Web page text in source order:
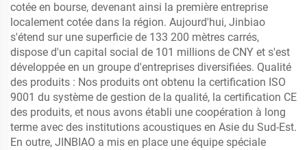
cotée en bourse, devenant ainsi la première entreprise
localement cotée dans la région. Aujourd'hui, Jinbiao
s'étend sur une superficie de 133 200 mètres carrés,
dispose d'un capital social de 101 millions de CNY et s'est
développée en un groupe d'entreprises diversifiées. Qualité
des produits : Nos produits ont obtenu la certification ISO
9001 du système de gestion de la qualité, la certification CE
des produits, et nous avons établi une coopération à long
terme avec des institutions acoustiques en Asie du Sud-Est.
En outre, JINBIAO a mis en place une équipe spéciale